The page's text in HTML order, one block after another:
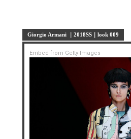
Giorgio Armani ｜2018SS｜look 009
Embed from Getty Images